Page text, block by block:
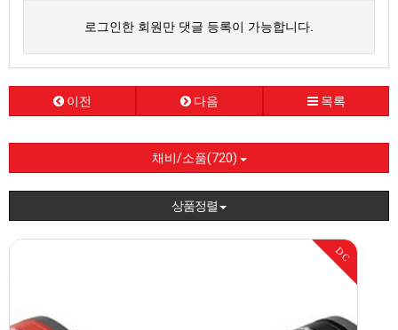
로그인한 회원만 댓글 등록이 가능합니다.
이전 다음 목록
채비/소품(720)
상품정렬
DC